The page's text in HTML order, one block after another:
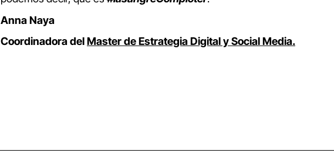
Anna Naya
Coordinadora delMaster de Estrategia Digital y Social Media.